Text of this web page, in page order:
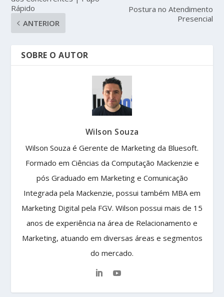
Rápido
ANTERIOR
Postura no Atendimento
Presencial
SOBRE O AUTOR
Wilson Souza
Wilson Souza é Gerente de Marketing da Bluesoft.
Formado em Ciências da Computação Mackenzie e
pós Graduado em Marketing e Comunicação
Integrada pela Mackenzie, possui também MBA em
Marketing Digital pela FGV. Wilson possui mais de 15
anos de experiência na área de Relacionamento e
Marketing, atuando em diversas áreas e segmentos
do mercado.